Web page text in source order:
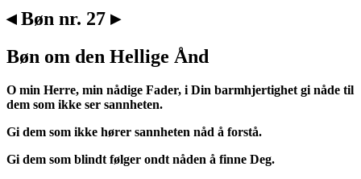
◂ Bøn nr. 27 ▸
Bøn om den Hellige Ånd
O min Herre, min nådige Fader, i Din barmhjertighet gi nåde til
dem som ikke ser sannheten.
Gi dem som ikke hører sannheten nåd å forstå.
Gi dem som blindt følger ondt nåden å finne Deg.